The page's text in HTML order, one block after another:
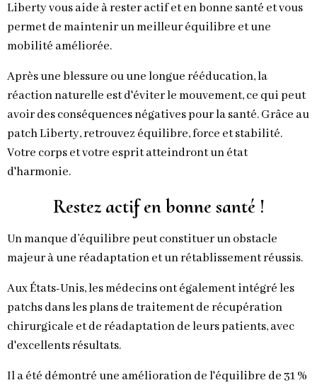
Liberty vous aide à rester actif et en bonne santé et vous
permet de maintenir un meilleur équilibre et une
mobilité améliorée.
Après une blessure ou une longue rééducation, la
réaction naturelle est d'éviter le mouvement, ce qui peut
avoir des conséquences négatives pour la santé. Grâce au
patch Liberty, retrouvez équilibre, force et stabilité.
Votre corps et votre esprit atteindront un état
d'harmonie.
Restez actif en bonne santé !
Un manque d’équilibre peut constituer un obstacle
majeur à une réadaptation et un rétablissement réussis.
Aux États-Unis, les médecins ont également intégré les
patchs dans les plans de traitement de récupération
chirurgicale et de réadaptation de leurs patients, avec
d'excellents résultats.
Il a été démontré une amélioration de l'équilibre de 31 %